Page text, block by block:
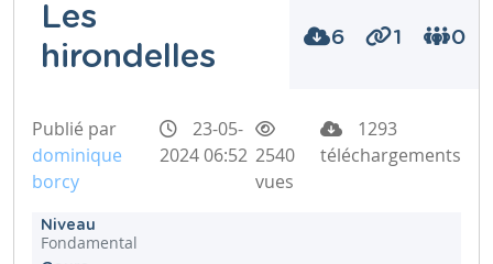
Les
hirondelles
6 1 0
Publié par
dominique
borcy
23-05-
2024 06:52 2540
vues
1293
téléchargements
Niveau
Fondamental